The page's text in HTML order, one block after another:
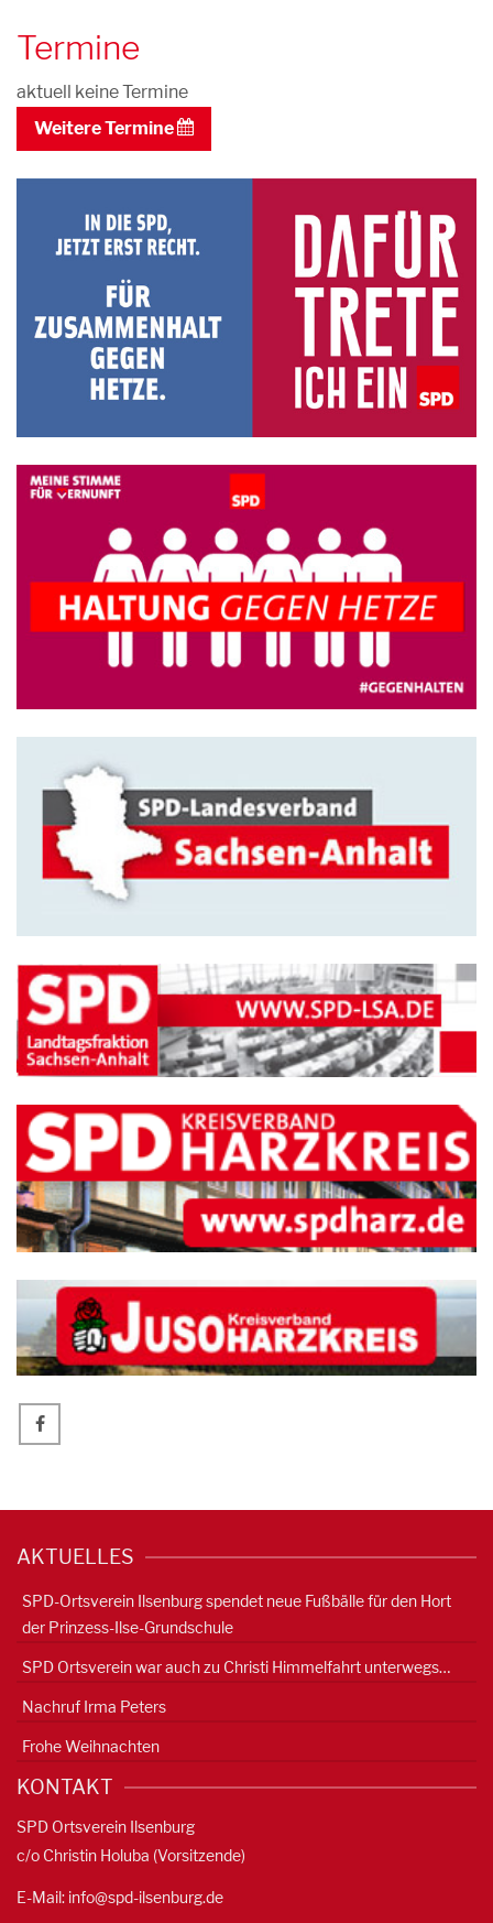
Termine
aktuell keine Termine
Weitere Termine
AKTUELLES
SPD-Ortsverein Ilsenburg spendet neue Fußbälle für den Hort
der Prinzess-Ilse-Grundschule
SPD Ortsverein war auch zu Christi Himmelfahrt unterwegs…
Nachruf Irma Peters
Frohe Weihnachten
KONTAKT
SPD Ortsverein Ilsenburg
c/o Christin Holuba (Vorsitzende)
E-Mail: info@spd-ilsenburg.de